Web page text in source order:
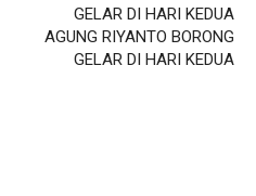
AGUNG RIYANTO BORONG
GELAR DI HARI KEDUA